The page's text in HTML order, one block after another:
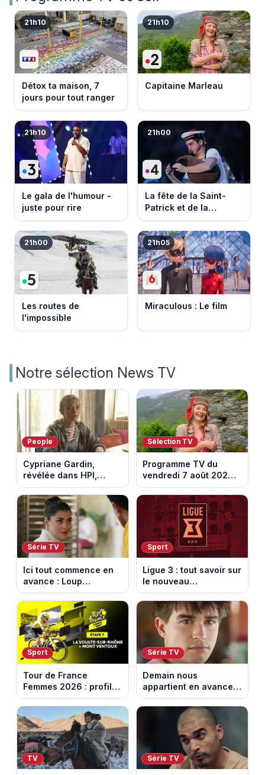
21h10
Détox ta maison, 7
jours pour tout ranger
21h10
Capitaine Marleau
21h10
Le gala de l'humour -
juste pour rire
21h00
La fête de la Saint-
Patrick et de la
Bretagne
21h00
Les routes de
l'impossible
21h05
Miraculous : Le film
Notre sélection News TV
People
Cypriane Gardin,
révélée dans HPI,
lance une cagnotte
après des difficultés
financières
Sélection TV
Programme TV du
vendredi 7 août 2026 :
notre sélection pour
votre soirée télé
Série TV
Ici tout commence en
avance : Loup
découvre la trahison
de Bianca. Episode du
10 août 2026 (spoiler)
Sport
Ligue 3 : tout savoir sur
le nouveau
championnat qui
succède au National
Sport
Tour de France
Femmes 2026 : profil
et horaires de la 7e
étape entre La Voulte-
sur-Rhône et le Mont
Ventoux
Série TV
Demain nous
appartient en avance:
Samuel perd le
contrôle. Episode du 10
août 2026.
TV Série TV